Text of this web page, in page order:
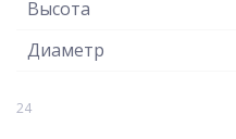
Высота
Диаметр
24